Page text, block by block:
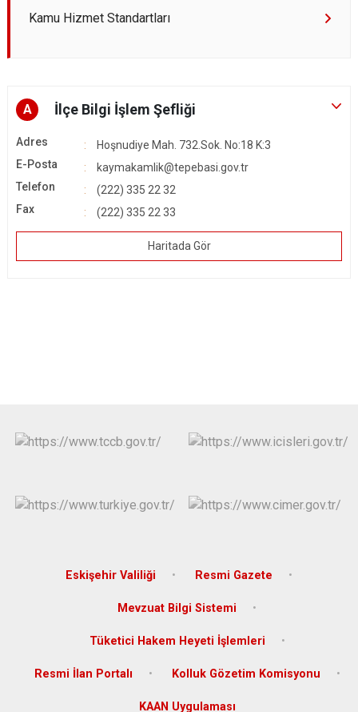
Kamu Hizmet Standartları
A İlçe Bilgi İşlem Şefliği
Adres
Hoşnudiye Mah. 732.Sok. No:18 K:3
E-Posta
kaymakamlik@tepebasi.gov.tr
Telefon
(222) 335 22 32
Fax
(222) 335 22 33
Haritada Gör
Eskişehir Valiliği Resmi Gazete
Mevzuat Bilgi Sistemi
Tüketici Hakem Heyeti İşlemleri
Resmi İlan Portalı Kolluk Gözetim Komisyonu
KAAN Uygulaması